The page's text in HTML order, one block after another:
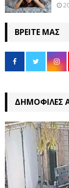
ΒΡΕΊΤΕ ΜΑΣ
ΔΗΜΟΦΙΛΈΣ